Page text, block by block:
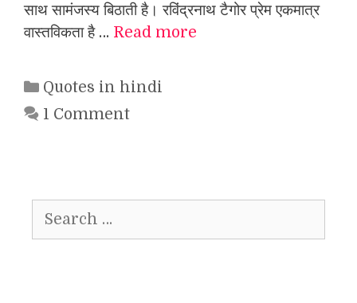
साथ सामंजस्य बिठाती है। रविंद्रनाथ टैगोर प्रेम एकमात्र
वास्तविकता है … Read more
Categories
Quotes in hindi
1 Comment
for: